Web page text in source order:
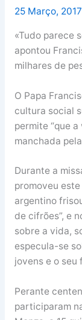
25 Março, 2017
«Tudo parece
apontou
milhares de
O Papa
cultura social
permite “que
manchada
Durante a
promoveu
argentino
de cifrões”, e
sobre a vida,
especula-se
jovens e o seu
Perante
participaram